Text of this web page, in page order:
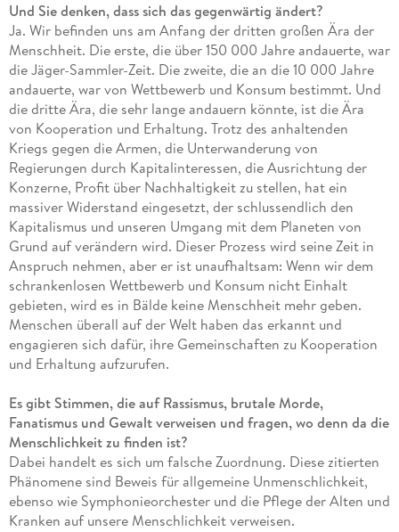
Und Sie denken, dass sich das gegenwärtig ändert?
Ja. Wir befinden uns am Anfang der dritten großen Ära der
Menschheit. Die erste, die über 150 000 Jahre andauerte, war
die Jäger-Sammler-Zeit. Die zweite, die an die 10 000 Jahre
andauerte, war von Wettbewerb und Konsum bestimmt. Und
die dritte Ära, die sehr lange andauern könnte, ist die Ära
von Kooperation und Erhaltung. Trotz des anhaltenden
Kriegs gegen die Armen, die Unterwanderung von
Regierungen durch Kapitalinteressen, die Ausrichtung der
Konzerne, Profit über Nachhaltigkeit zu stellen, hat ein
massiver Widerstand eingesetzt, der schlussendlich den
Kapitalismus und unseren Umgang mit dem Planeten von
Grund auf verändern wird. Dieser Prozess wird seine Zeit in
Anspruch nehmen, aber er ist unaufhaltsam: Wenn wir dem
schrankenlosen Wettbewerb und Konsum nicht Einhalt
gebieten, wird es in Bälde keine Menschheit mehr geben.
Menschen überall auf der Welt haben das erkannt und
engagieren sich dafür, ihre Gemeinschaften zu Kooperation
und Erhaltung aufzurufen.
Es gibt Stimmen, die auf Rassismus, brutale Morde,
Fanatismus und Gewalt verweisen und fragen, wo denn da die
Menschlichkeit zu finden ist?
Dabei handelt es sich um falsche Zuordnung. Diese zitierten
Phänomene sind Beweis für allgemeine Unmenschlichkeit,
ebenso wie Symphonieorchester und die Pflege der Alten und
Kranken auf unsere Menschlichkeit verweisen.